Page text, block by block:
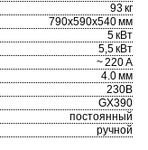
93 кг
790х590х540 мм
5 кВт
5,5 кВт
~ 220 А
4.0 мм
230В
GX390
постоянный
ручной